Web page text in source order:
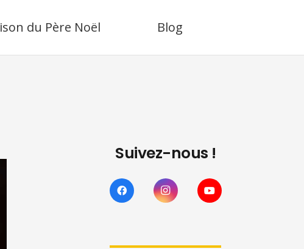
du Père Noël Blog
Suivez-nous !